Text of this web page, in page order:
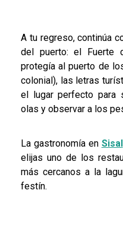
A tu regreso, continúa
del puerto: el Fuerte
protegía al puerto de
colonial), las letras
el lugar perfecto para
olas y observar a los
La gastronomía en Sisal
elijas uno de los
más cercanos a la
festín.